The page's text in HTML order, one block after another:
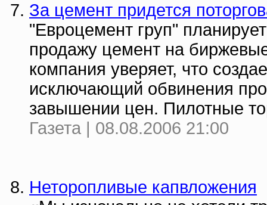
За цемент придется
"Евроцемент груп"
продажу цемент на
компания уверяет, что
исключающий обвинения
завышении цен. Пилотные
Газета | 08.08.2006 21:00
Неторопливые капвложения